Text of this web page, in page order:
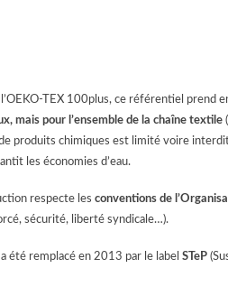
TEX 100plus, ce référentiel prend
mais pour l’ensemble de la chaîne textile
de produits chimiques est limité voire
les économies d’eau.
respecte les conventions de
sécurité, liberté syndicale…).
été remplacé en 2013 par le label STeP